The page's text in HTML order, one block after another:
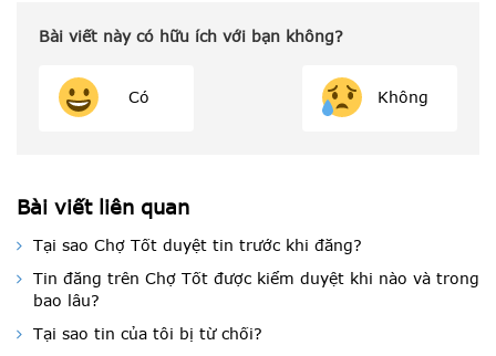
Bài viết này có hữu ích với bạn không?
Có Không
Bài viết liên quan
Tại sao Chợ Tốt duyệt tin trước khi đăng?
Tin đăng trên Chợ Tốt được kiểm duyệt khi nào và trong
bao lâu?
Tại sao tin của tôi bị từ chối?